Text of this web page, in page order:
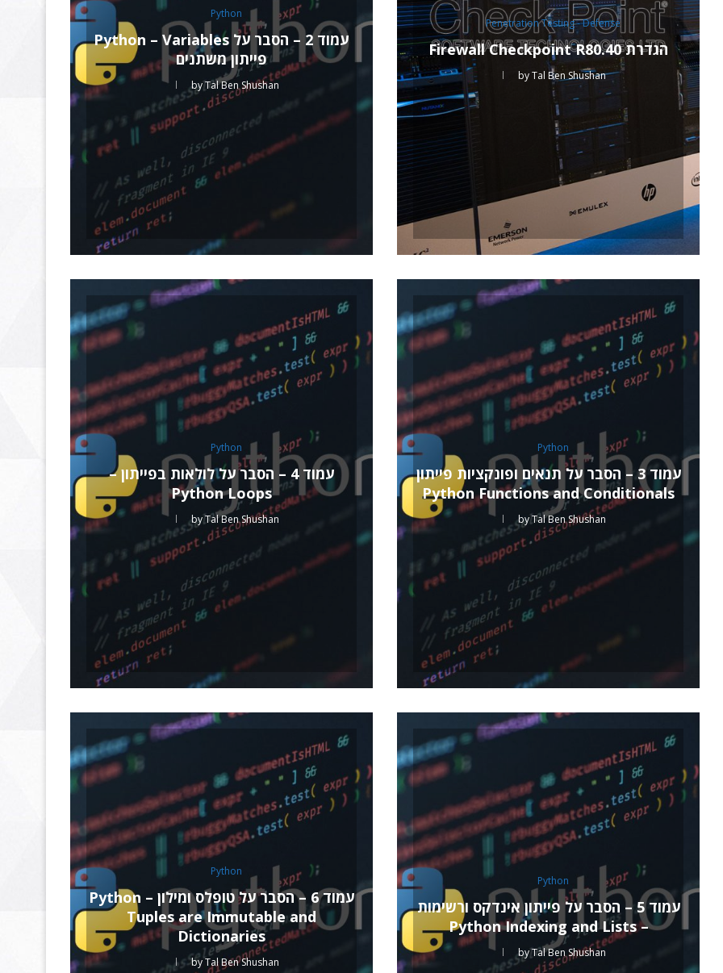
Penetration Testing - Defense
הגדרת Firewall Checkpoint R80.40
byTal Ben Shushan
Python
עמוד 2 – הסבר על Python – Variables
פייתון משתנים
byTal Ben Shushan
Python
עמוד 3 – הסבר על תנאים ופונקציות פייתון
Python Functions and Conditionals
byTal Ben Shushan
Python
עמוד 4 – הסבר על לולאות בפייתון –
Python Loops
byTal Ben Shushan
Python
עמוד 5 – הסבר על פייתון אינדקס ורשימות
– Python Indexing and Lists
byTal Ben Shushan
Python
עמוד 6 – הסבר על טופלס ומילון – Python
Tuples are Immutable and
Dictionaries
byTal Ben Shushan